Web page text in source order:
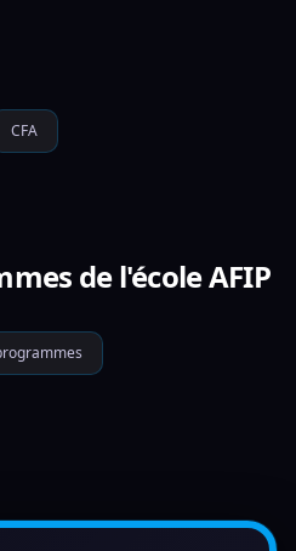
CFA
de l'école AFIP